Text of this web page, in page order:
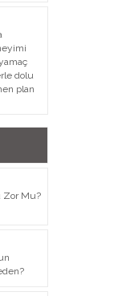
dolu
plan
Zor Mu?